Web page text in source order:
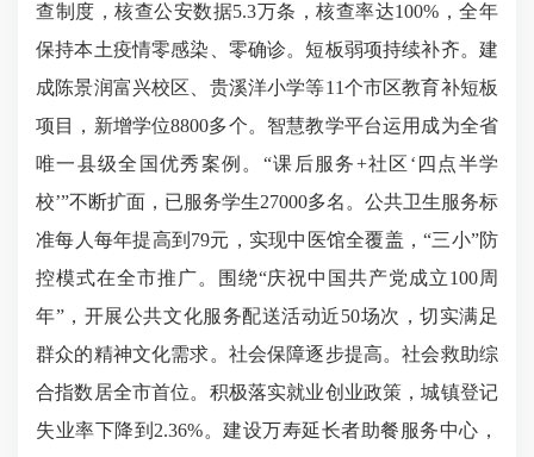
查制度，核查公安数据5.3万条，核查率达100%，全年
保持本土疫情零感染、零确诊。短板弱项持续补齐。建
成陈景润富兴校区、贵溪洋小学等11个市区教育补短板
项目，新增学位8800多个。智慧教学平台运用成为全省
唯一县级全国优秀案例。“课后服务+社区‘四点半学
校’”不断扩面，已服务学生27000多名。公共卫生服务标
准每人每年提高到79元，实现中医馆全覆盖，“三小”防
控模式在全市推广。围绕“庆祝中国共产党成立100周
年”，开展公共文化服务配送活动近50场次，切实满足
群众的精神文化需求。社会保障逐步提高。社会救助综
合指数居全市首位。积极落实就业创业政策，城镇登记
失业率下降到2.36%。建设万寿延长者助餐服务中心，